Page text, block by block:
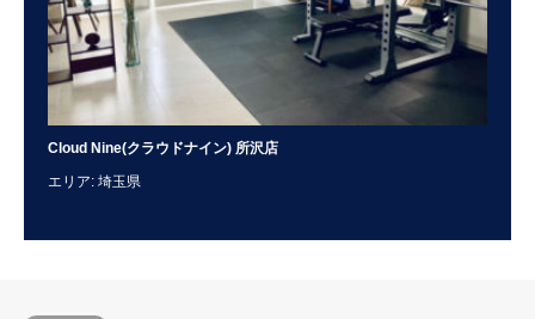
Cloud Nine(クラウドナイン) 所沢店
エリア: 埼玉県